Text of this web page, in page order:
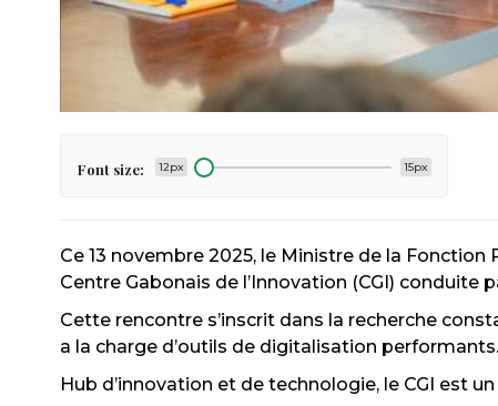
Font size: 12px 15px
Ce 13 novembre 2025, le Ministre de la
Centre Gabonais de l’Innovation (CGI) conduite
Cette rencontre s’inscrit dans la recherche
a la charge d’outils de digitalisation performants.
Hub d’innovation et de technologie, le CGI est